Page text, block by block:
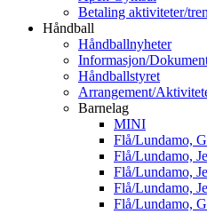
Betaling aktiviteter/
Håndball
Håndballnyheter
Informasjon/
Håndballstyret
Arrangement/
Barnelag
MINI
Flå/Lundamo,
Flå/Lundamo,
Flå/Lundamo,
Flå/Lundamo,
Flå/Lundamo,